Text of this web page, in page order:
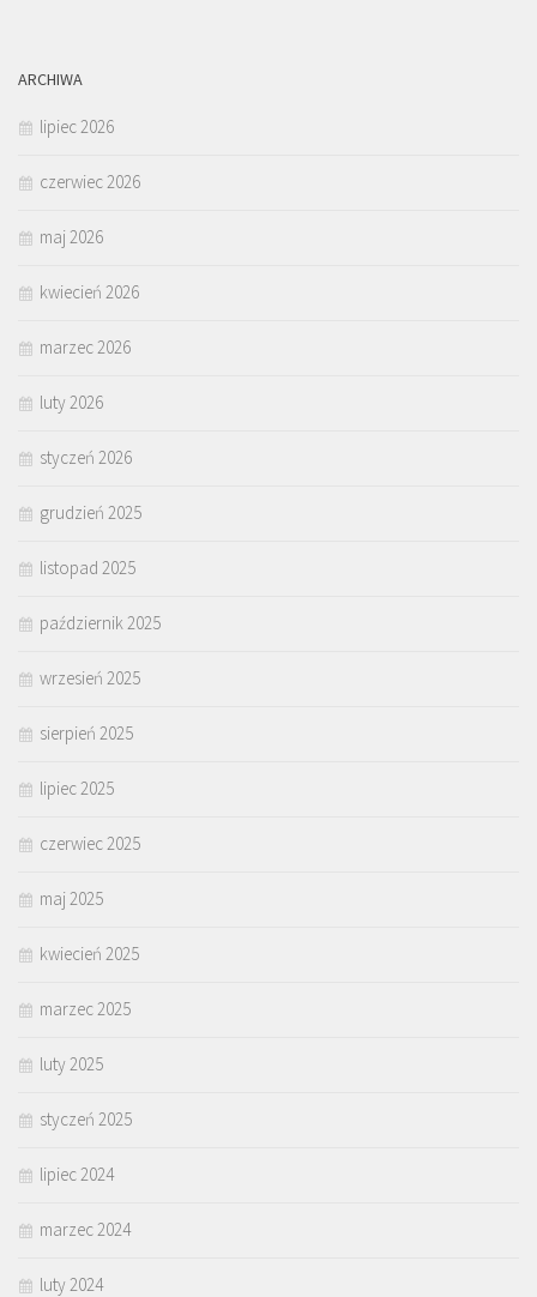
ARCHIWA
lipiec 2026
czerwiec 2026
maj 2026
kwiecień 2026
marzec 2026
luty 2026
styczeń 2026
grudzień 2025
listopad 2025
październik 2025
wrzesień 2025
sierpień 2025
lipiec 2025
czerwiec 2025
maj 2025
kwiecień 2025
marzec 2025
luty 2025
styczeń 2025
lipiec 2024
marzec 2024
luty 2024